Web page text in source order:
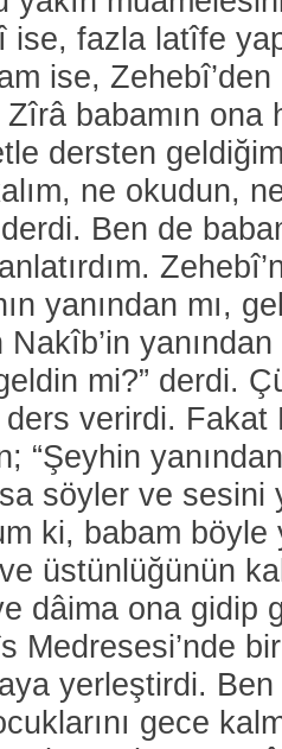
ise, fazla latîfe
ise,
babamın ona
dersten
ne okudun,
Ben de
yanından mı,
mi?” derdi.
ders verirdi. Fakat
“Şeyhin
söyler ve sesini
ki, babam böyle
üstünlüğünün
dâima ona gidip
Medresesi’nde
yerleştirdi.
gece